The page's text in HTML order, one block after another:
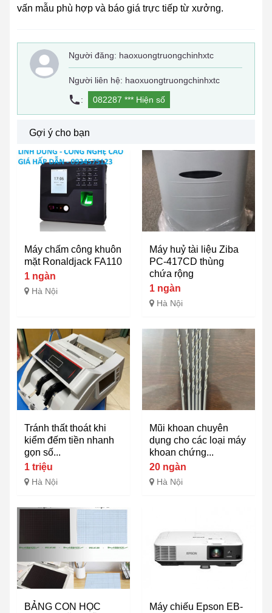
vấn mẫu phù hợp và báo giá trực tiếp từ xưởng.
Người đăng: haoxuongtruongchinhxtc
Người liên hệ: haoxuongtruongchinhxtc
:
082287 *** Hiện số
Gợi ý cho bạn
Máy chấm công khuôn
mặt Ronaldjack FA110
1 ngàn
Hà Nội
Máy huỷ tài liệu Ziba
PC-417CD thùng
chứa rộng
1 ngàn
Hà Nội
Tránh thất thoát khi
kiểm đếm tiền nhanh
gọn số...
1 triệu
Hà Nội
Mũi khoan chuyên
dụng cho các loại máy
khoan chứng...
20 ngàn
Hà Nội
BẢNG CON HỌC
Máy chiếu Epson EB-